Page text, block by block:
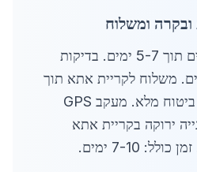
ייצור במפעלים מקומיים תוך 5-7 ימים. בדיקות
משלוח לקריית אתא תוך
24 שעות נוספות, עם ביטוח מלא. מעקב GPS
ירוקה בקריית אתא
7-10 ימים.